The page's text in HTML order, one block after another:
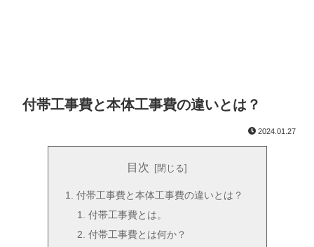
付帯工事費と本体工事費の違いとは？
2024.01.27
目次
付帯工事費と本体工事費の違いとは？
付帯工事費とは。
付帯工事費とは何か？